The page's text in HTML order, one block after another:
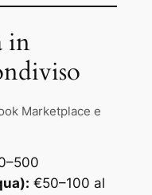
in
Marketplace e
€50–100 al